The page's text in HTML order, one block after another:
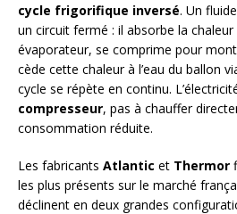
cycle frigorifique inversé. Un
un circuit fermé : il absorbe la chaleur
évaporateur, se comprime pour
cède cette chaleur à l’eau du ballon
cycle se répète en continu.
compresseur, pas à chauffer
consommation réduite.
Les fabricants Atlantic et Thermor
les plus présents sur le marché
déclinent en deux grandes